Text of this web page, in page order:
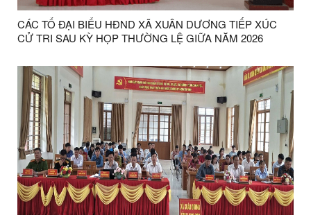
CÁC TỔ ĐẠI BIỂU HĐND XÃ XUÂN DƯƠNG TIẾP XÚC
CỬ TRI SAU KỲ HỌP THƯỜNG LỆ GIỮA NĂM 2026